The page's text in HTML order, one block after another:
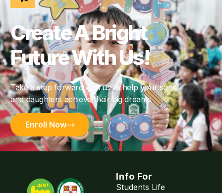
Create A Bright
Future With Us!
Take a step forward with us to help your sons
and daughters achieve their big dreams
Enroll Now
Info For
Students Life